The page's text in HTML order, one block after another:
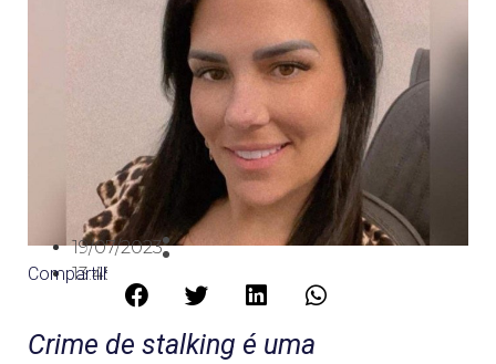
19/07/2023
13:45
Compartilhe:
Crime de stalking é uma